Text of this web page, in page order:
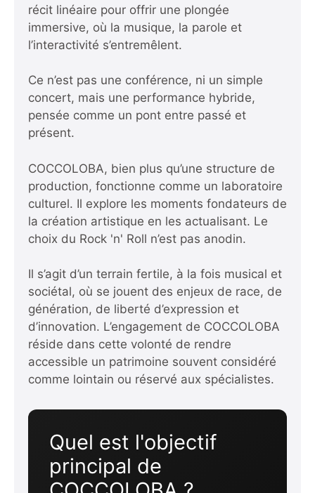
récit linéaire pour offrir une plongée
immersive, où la musique, la parole et
l’interactivité s’entremêlent.
Ce n’est pas une conférence, ni un simple
concert, mais une performance hybride,
pensée comme un pont entre passé et
présent.
COCCOLOBA, bien plus qu’une structure de
production, fonctionne comme un laboratoire
culturel. Il explore les moments fondateurs de
la création artistique en les actualisant. Le
choix du Rock 'n' Roll n’est pas anodin.
Il s’agit d’un terrain fertile, à la fois musical et
sociétal, où se jouent des enjeux de race, de
génération, de liberté d’expression et
d’innovation. L’engagement de COCCOLOBA
réside dans cette volonté de rendre
accessible un patrimoine souvent considéré
comme lointain ou réservé aux spécialistes.
Quel est l'objectif
principal de